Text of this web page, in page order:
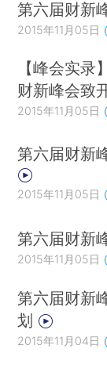
第六届财新
2015年11月05日
【峰会实录
财新峰会致
2015年11月05日
第六届财新
2015年11月05日
第六届财新
2015年11月05日
第六届财新
划
2015年11月04日